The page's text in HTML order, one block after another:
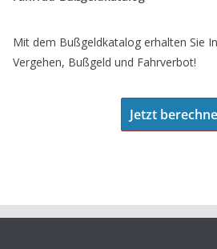
Mit dem Bußgeldkatalog erhalten Sie
Vergehen, Bußgeld und Fahrverbot!
Jetzt